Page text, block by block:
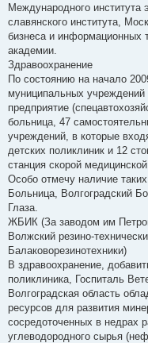
Международного института
славянского института,
бизнеса и информационных
академии.
Здравоохранение
По состоянию на начало
муниципальных
предприятие
больница, 47
учреждений, в которые
детских поликлиник и 12
станция скорой
Особо отмечу наличие
Больница, Волгоградский
Глаза.
ЖБИК (За заводом им
Волжский резино-
Балаковорезинотехники)
В здравоохранение,
поликлиника, Госпиталь
Волгоградская область
ресурсов для развития
сосредоточенных в недрах
углеводородного сырья